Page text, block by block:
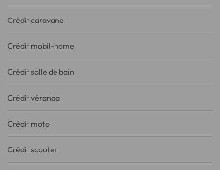
Crédit caravane
Crédit mobil-home
Crédit salle de bain
Crédit véranda
Crédit moto
Crédit scooter